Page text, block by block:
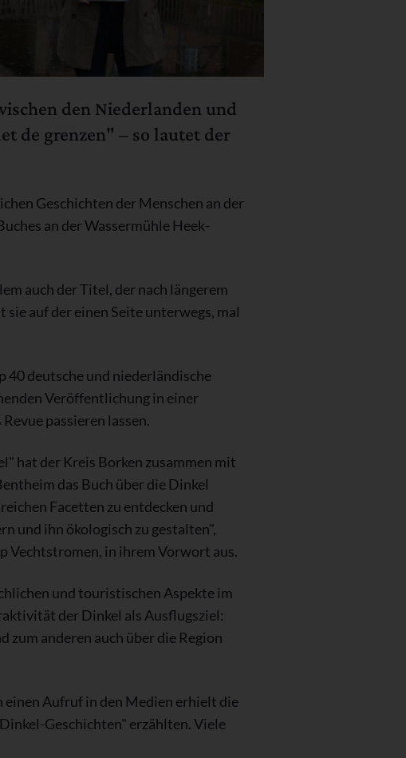
den Niederlanden und
de grenzen" – so lautet der
Geschichten der Menschen an der
an der Wassermühle Heek-
auch der Titel, der nach längerem
auf der einen Seite unterwegs, mal
40 deutsche und niederländische
Veröffentlichung in einer
passieren lassen.
hat der Kreis Borken zusammen mit
das Buch über die Dinkel
Facetten zu entdecken und
und ihn ökologisch zu gestalten",
Vechtstromen, in ihrem Vorwort aus.
und touristischen Aspekte im
der Dinkel als Ausflugsziel:
anderen auch über die Region
einen Aufruf in den Medien erhielt die
Geschichten" erzählten. Viele